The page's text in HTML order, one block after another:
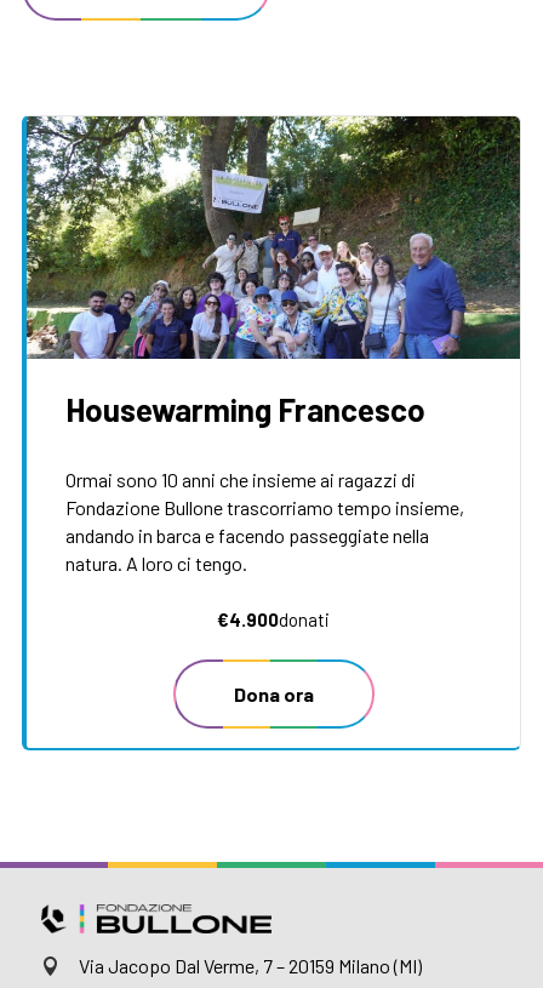
Housewarming Francesco
Ormai sono 10 anni che insieme ai ragazzi di
Fondazione Bullone trascorriamo tempo insieme,
andando in barca e facendo passeggiate nella
natura. A loro ci tengo.
€4.900donati
Dona ora
 Via Jacopo Dal Verme, 7 – 20159 Milano (MI)